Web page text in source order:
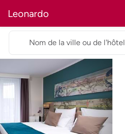
Leonardo
Nom de la ville ou de l'hôtel